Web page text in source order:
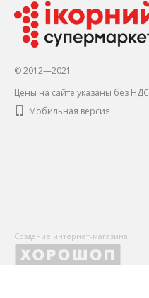
© 2012—2021
Цены на сайте указаны без НДС
Мобильная версия
Создание интернет-магазина